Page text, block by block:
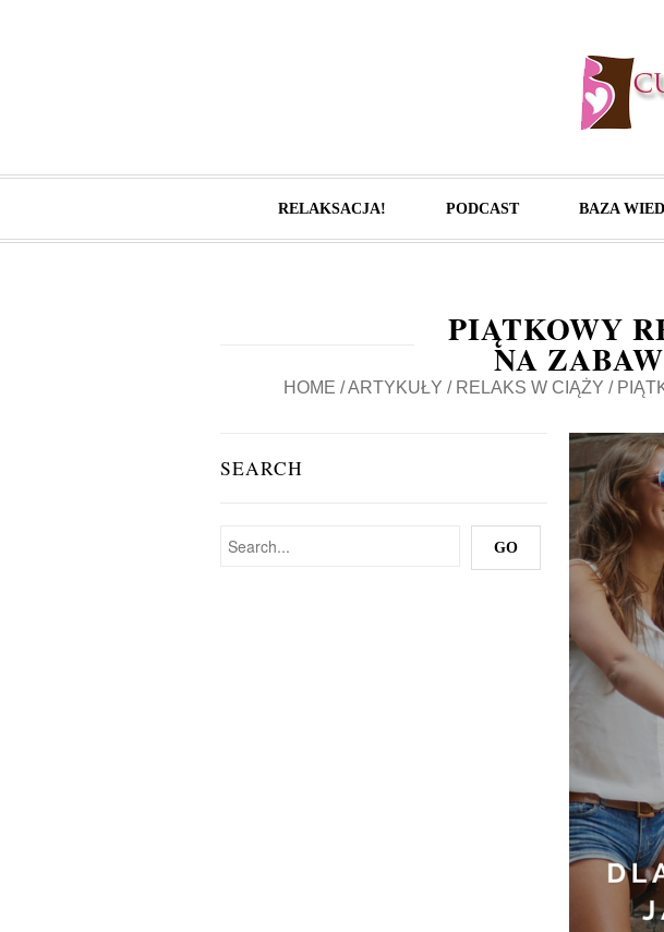
RELAKSACJA! PODCAST BAZA
PIĄTKOWY
NA
HOME /ARTYKUŁY / RELAKS W CIĄŻY /
SEARCH